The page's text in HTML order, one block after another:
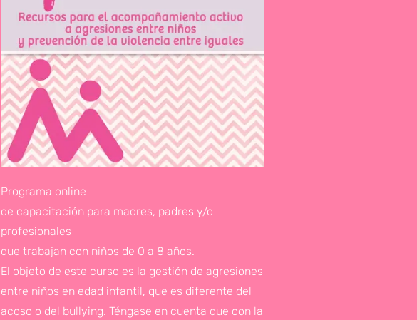
Programa online
de capacitación para madres, padres y/o
profesionales
que trabajan con niños de 0 a 8 años.
El objeto de este curso es la gestión de agresiones
entre niños en edad infantil, que es diferente del
acoso o del bullying. Téngase en cuenta que con la